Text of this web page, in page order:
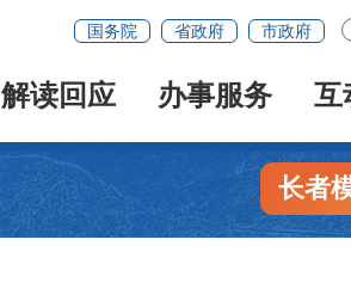
国务院 省政府 市政府
解读回应 办事服务 互
长者